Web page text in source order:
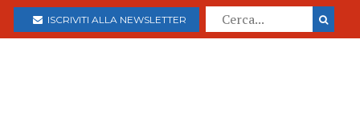
ISCRIVITI ALLA NEWSLETTER